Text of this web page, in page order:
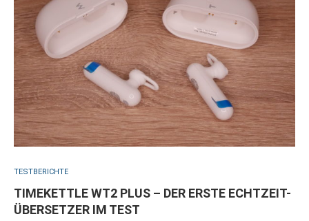
TESTBERICHTE
TIMEKETTLE WT2 PLUS – DER ERSTE ECHTZEIT-
ÜBERSETZER IM TEST